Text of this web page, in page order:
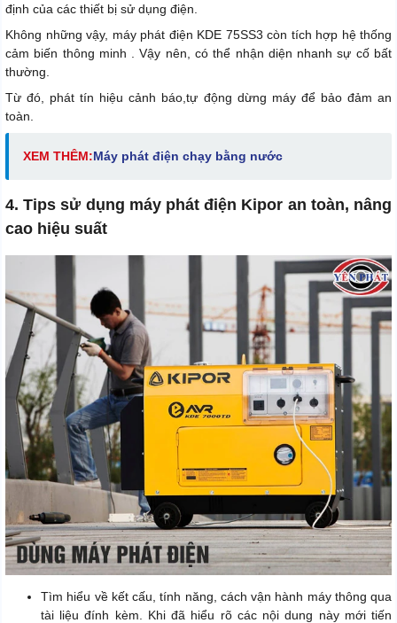
định của các thiết bị sử dụng điện.
Không những vậy, máy phát điện KDE 75SS3 còn tích hợp hệ thống
cảm biến thông minh . Vậy nên, có thể nhận diện nhanh sự cố bất
thường.
Từ đó, phát tín hiệu cảnh báo,tự động dừng máy để bảo đảm an
toàn.
XEM THÊM:Máy phát điện chạy bằng nước
4. Tips sử dụng máy phát điện Kipor an toàn, nâng
cao hiệu suất
Tìm hiểu về kết cấu, tính năng, cách vận hành máy thông qua
tài liệu đính kèm. Khi đã hiểu rõ các nội dung này mới tiến